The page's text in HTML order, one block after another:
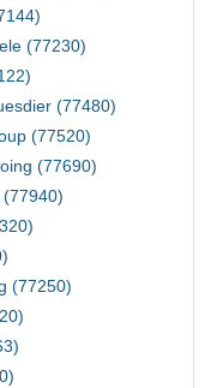
(77230)
(77480)
(77520)
(77690)
(77250)